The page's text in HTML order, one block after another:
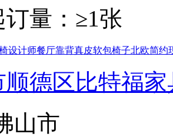
量： ≥1张
设计师餐厅靠背真皮软包椅子北欧简约
顺德区比特福家
山市